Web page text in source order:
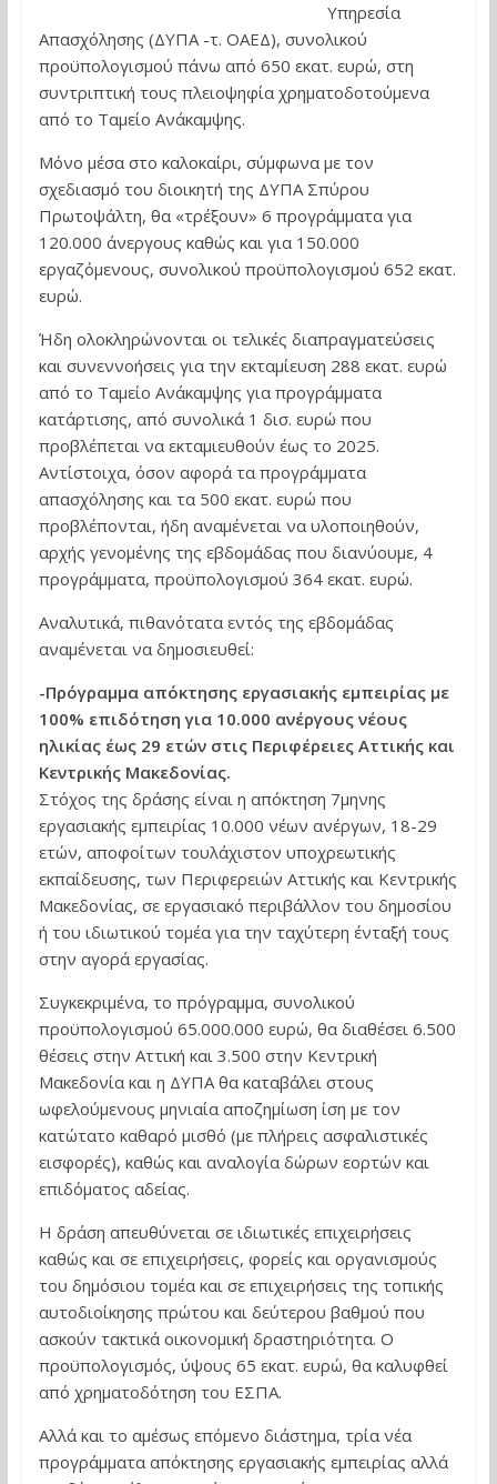
Υπηρεσία
Απασχόλησης (ΔΥΠΑ -τ. ΟΑΕΔ), συνολικού
προϋπολογισμού πάνω από 650 εκατ. ευρώ, στη
συντριπτική τους πλειοψηφία χρηματοδοτούμενα
από το Ταμείο Ανάκαμψης.
Μόνο μέσα στο καλοκαίρι, σύμφωνα με τον
σχεδιασμό του διοικητή της ΔΥΠΑ Σπύρου
Πρωτοψάλτη, θα «τρέξουν» 6 προγράμματα για
120.000 άνεργους καθώς και για 150.000
εργαζόμενους, συνολικού προϋπολογισμού 652 εκατ.
ευρώ.
Ήδη ολοκληρώνονται οι τελικές διαπραγματεύσεις
και συνεννοήσεις για την εκταμίευση 288 εκατ. ευρώ
από το Ταμείο Ανάκαμψης για προγράμματα
κατάρτισης, από συνολικά 1 δισ. ευρώ που
προβλέπεται να εκταμιευθούν έως το 2025.
Αντίστοιχα, όσον αφορά τα προγράμματα
απασχόλησης και τα 500 εκατ. ευρώ που
προβλέπονται, ήδη αναμένεται να υλοποιηθούν,
αρχής γενομένης της εβδομάδας που διανύουμε, 4
προγράμματα, προϋπολογισμού 364 εκατ. ευρώ.
Αναλυτικά, πιθανότατα εντός της εβδομάδας
αναμένεται να δημοσιευθεί:
-Πρόγραμμα απόκτησης εργασιακής εμπειρίας με
100% επιδότηση για 10.000 ανέργους νέους
ηλικίας έως 29 ετών στις Περιφέρειες Αττικής και
Κεντρικής Μακεδονίας.
Στόχος της δράσης είναι η απόκτηση 7μηνης
εργασιακής εμπειρίας 10.000 νέων ανέργων, 18-29
ετών, αποφοίτων τουλάχιστον υποχρεωτικής
εκπαίδευσης, των Περιφερειών Αττικής και Κεντρικής
Μακεδονίας, σε εργασιακό περιβάλλον του δημοσίου
ή του ιδιωτικού τομέα για την ταχύτερη ένταξή τους
στην αγορά εργασίας.
Συγκεκριμένα, το πρόγραμμα, συνολικού
προϋπολογισμού 65.000.000 ευρώ, θα διαθέσει 6.500
θέσεις στην Αττική και 3.500 στην Κεντρική
Μακεδονία και η ΔΥΠΑ θα καταβάλει στους
ωφελούμενους μηνιαία αποζημίωση ίση με τον
κατώτατο καθαρό μισθό (με πλήρεις ασφαλιστικές
εισφορές), καθώς και αναλογία δώρων εορτών και
επιδόματος αδείας.
Η δράση απευθύνεται σε ιδιωτικές επιχειρήσεις
καθώς και σε επιχειρήσεις, φορείς και οργανισμούς
του δημόσιου τομέα και σε επιχειρήσεις της τοπικής
αυτοδιοίκησης πρώτου και δεύτερου βαθμού που
ασκούν τακτικά οικονομική δραστηριότητα. Ο
προϋπολογισμός, ύψους 65 εκατ. ευρώ, θα καλυφθεί
από χρηματοδότηση του ΕΣΠΑ.
Αλλά και το αμέσως επόμενο διάστημα, τρία νέα
προγράμματα απόκτησης εργασιακής εμπειρίας αλλά